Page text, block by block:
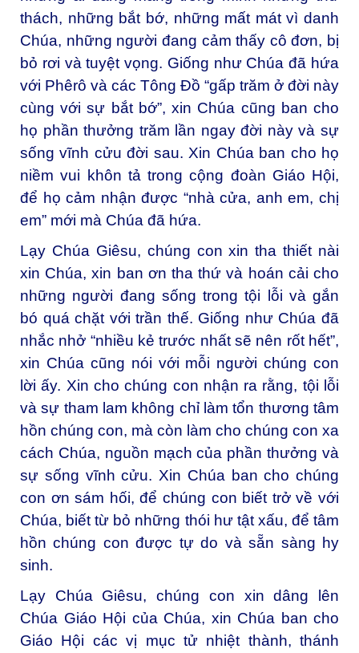
thách, những bắt bớ, những mất mát vì danh
Chúa, những người đang cảm thấy cô đơn, bị
bỏ rơi và tuyệt vọng. Giống như Chúa đã hứa
với Phêrô và các Tông Đồ “gấp trăm ở đời này
cùng với sự bắt bớ”, xin Chúa cũng ban cho
họ phần thưởng trăm lần ngay đời này và sự
sống vĩnh cửu đời sau. Xin Chúa ban cho họ
niềm vui khôn tả trong cộng đoàn Giáo Hội,
để họ cảm nhận được “nhà cửa, anh em, chị
em” mới mà Chúa đã hứa.
Lạy Chúa Giêsu, chúng con xin tha thiết nài
xin Chúa, xin ban ơn tha thứ và hoán cải cho
những người đang sống trong tội lỗi và gắn
bó quá chặt với trần thế. Giống như Chúa đã
nhắc nhở “nhiều kẻ trước nhất sẽ nên rốt hết”,
xin Chúa cũng nói với mỗi người chúng con
lời ấy. Xin cho chúng con nhận ra rằng, tội lỗi
và sự tham lam không chỉ làm tổn thương tâm
hồn chúng con, mà còn làm cho chúng con xa
cách Chúa, nguồn mạch của phần thưởng và
sự sống vĩnh cửu. Xin Chúa ban cho chúng
con ơn sám hối, để chúng con biết trở về với
Chúa, biết từ bỏ những thói hư tật xấu, để tâm
hồn chúng con được tự do và sẵn sàng hy
sinh.
Lạy Chúa Giêsu, chúng con xin dâng lên
Chúa Giáo Hội của Chúa, xin Chúa ban cho
Giáo Hội các vị mục tử nhiệt thành, thánh